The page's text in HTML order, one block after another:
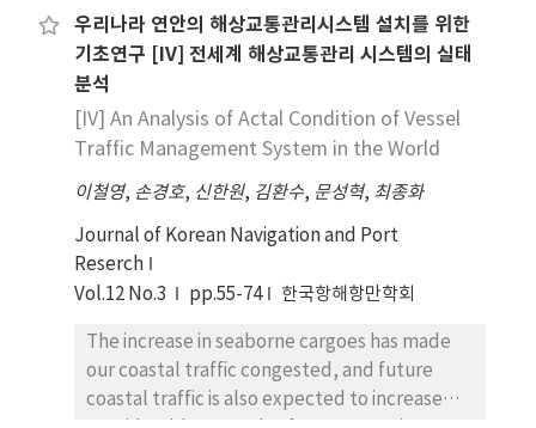
personal qualification. It seems, therefore,
theat the personal efforts of the operators
and systematic training programmes for
view of respondent was generally contrary to
those anticipated. In many, but by no means
all, cases there was substantial agreement
between the four categories of respondents,
but the range of scores was generally much
wider than expected.
transport-a third generation port. Ports, in
particular, have to make every effort to be
competitive in the cost and quality of
services and to make the port a transport
and distribution service centre. For most
essential requirement for survival in this win
or lose situation. The best way to win is to
maintain a close contact with port users,
listen to them, discuss with them, help them
Starting from the findings of port marketing,
it is es-sential to work out appropriate
development plans and marketing targets
system is determined by the production
level of the least productive subsystem. So,
a productivity analysis on the flow of cargoes
through each subsystem should be made in
order to achieve efficient port operation. The
productivity of each subsystem in Pusan
port, and to bring forward problems and
finally to draw up plans for their betterment.
Analyzed results on the productivity of each
the number of tugs with low HP should be
increased by a few, the number of tugs with
medium HP is appropriate, and the number
우리나라 연안의 해상교통관리시스템 설치를 위한
기초연구 [IV] 전세계 해상교통관리 시스템의 실태
분석
[IV] An Analysis of Actal Condition of Vessel
Traffic Management System in the World
이철영, 손경호, 신한원, 김환수, 문성혁, 최종화
Journal of Korean Navigation and Port
Reserch
Vol.12 No.3
pp.55-74 한국항해항만학회
The increase in seaborne cargoes has made
our coastal traffic congested, and future
coastal traffic is also expected to increase